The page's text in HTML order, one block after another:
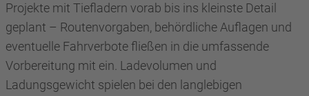
Projekte mit Tiefladern vorab bis ins kleinste Detail
geplant – Routenvorgaben, behördliche Auflagen und
eventuelle Fahrverbote fließen in die umfassende
Vorbereitung mit ein. Ladevolumen und
Ladungsgewicht spielen bei den langlebigen